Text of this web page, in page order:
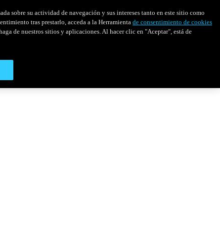
sobre su actividad de navegación y sus intereses tanto en este sitio como
tras prestarlo, acceda a la Herramientade consentimiento de cookies
de nuestros sitios y aplicaciones. Al hacer clic en "Aceptar", está de